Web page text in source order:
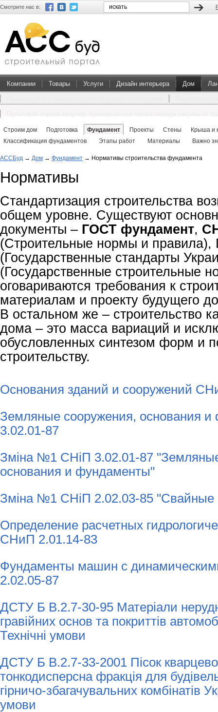
Смотрите нас в:
Компании Товары Услуги Дизайн интерьера Дом
Строим дом Подготовка Фундамент Проекты Стены
Крыша и
Классификация фундаментов
Этапы работ Материалы Важно
АССБуд → Дом → Фундамент → Нормативы строительства фундамента
Нормативы
Стандартизация строительства
общем уровне. Существуют
документы – ГОСТ фундамент,
(Строительные нормы и правила),
(Государственные стандарты
(Государственные строительные
оговариваются требования к
материалам и проекту будущего
В остальном же – строительство
дома – это масса вариаций и
обусловленных синтезом форм и
строительству.
Основания зданий и сооружений
Земляные сооружения, основания
3.02.01-87
Зміна №1 СНіП 3.02.01-87
основания и фундаменты"
Зміна №1 СНіП 2.02.03-85
Определение расчетных
СНиП 2.01.14-83
Фундаменты машин с
2.02.05-87
ДСТУ Б В.2.7-30-95 Матеріали
гравійних основ та покриттів
Технічні умови
ДСТУ Б В.2.7-33-2001 Пісок
тонкодисперсна фракція для
гірничо-збагачувальних комбінатів
умови